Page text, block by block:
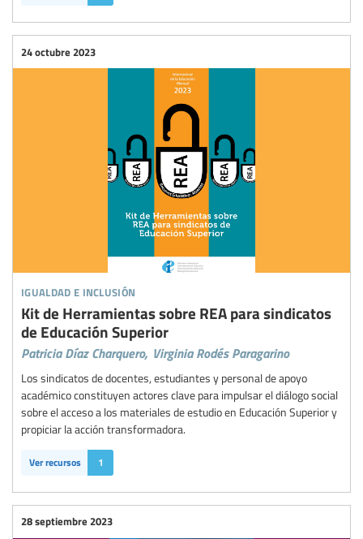
igualdad e inclusión
Kit de Herramientas sobre REA para sindicatos
de Educación Superior
Patricia Díaz Charquero, Virginia Rodés Paragarino
24 octubre 2023
Los sindicatos de docentes, estudiantes y personal de apoyo
académico constituyen actores clave para impulsar el diálogo social
sobre el acceso a los materiales de estudio en Educación Superior y
propiciar la acción transformadora.
Ver recursos 1
28 septiembre 2023